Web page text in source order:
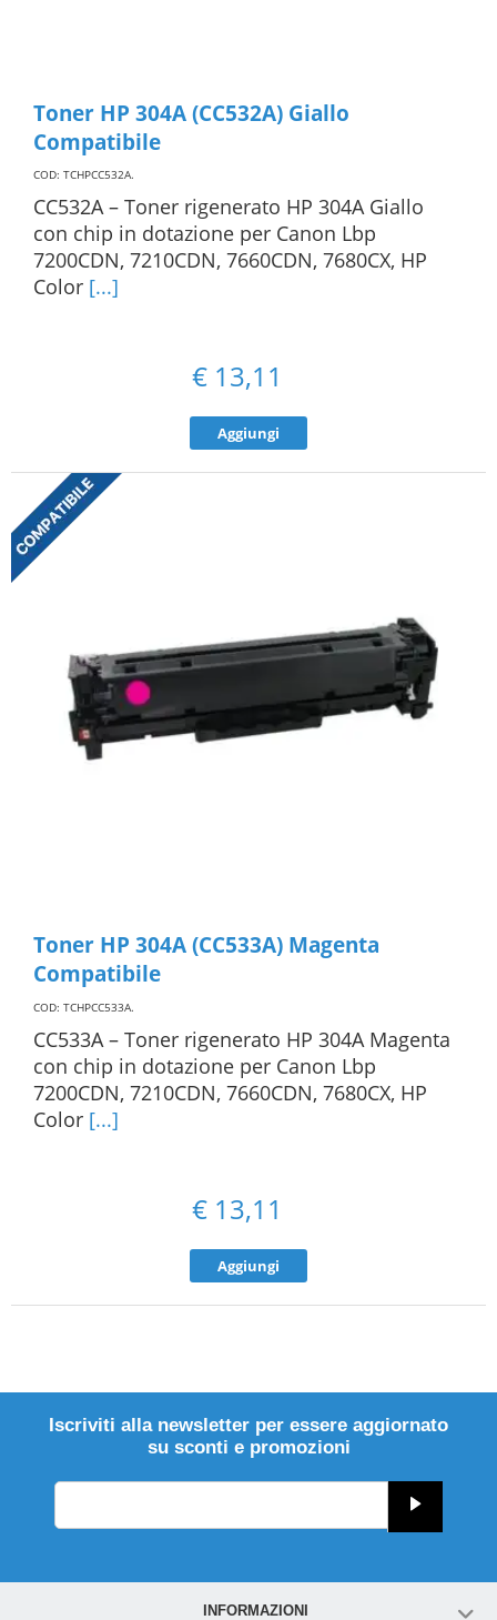
Toner HP 304A (CC532A) Giallo
Compatibile
COD: TCHPCC532A.
CC532A – Toner rigenerato HP 304A Giallo
con chip in dotazione per Canon Lbp
7200CDN, 7210CDN, 7660CDN, 7680CX, HP
Color [...]
€ 13,11
Aggiungi
Toner HP 304A (CC533A) Magenta
Compatibile
COD: TCHPCC533A.
CC533A – Toner rigenerato HP 304A Magenta
con chip in dotazione per Canon Lbp
7200CDN, 7210CDN, 7660CDN, 7680CX, HP
Color [...]
€ 13,11
Aggiungi
Iscriviti alla newsletter per essere aggiornato
su sconti e promozioni
INFORMAZIONI